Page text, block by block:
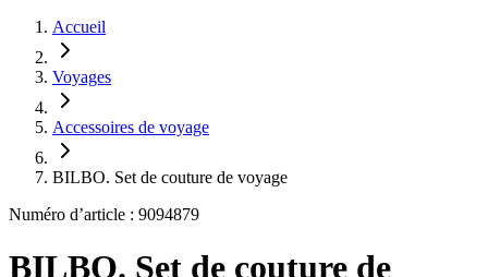
Accueil
Voyages
Accessoires de voyage
BILBO. Set de couture de voyage
Numéro d’article : 9094879
BILBO. Set de couture de